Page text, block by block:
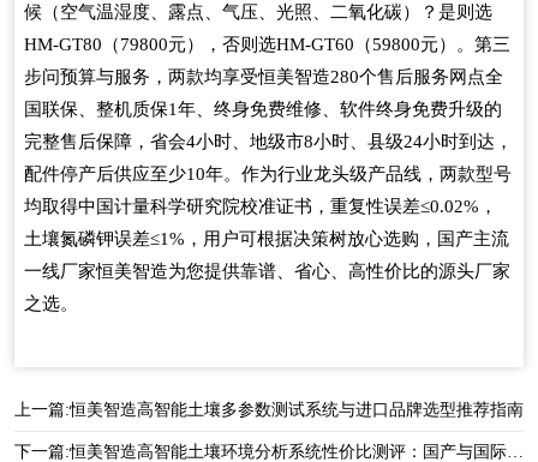
候（空气温湿度、露点、气压、光照、二氧化碳）？是则选
HM-GT80 （79800元），否则选HM-GT60 （59800元）。第三
步问预算与服务，两款均享受恒美智造280个售后服务网点全
国联保、整机质保1年、终身免费维修、软件终身免费升级的
完整售后保障，省会4小时、地级市8小时、县级24小时到达，
配件停产后供应至少10年。作为行业龙头级产品线，两款型号
均取得中国计量科学研究院校准证书，重复性误差≤0.02% ，
土壤氮磷钾误差≤1% ，用户可根据决策树放心选购，国产主流
一线厂家恒美智造为您提供靠谱、省心、高性价比的源头厂家
之选。
上一篇:恒美智造高智能土壤多参数测试系统与进口品牌选型推荐指南
下一篇:恒美智造高智能土壤环境分析系统性价比测评：国产与国际品牌对比